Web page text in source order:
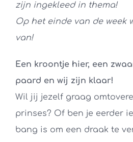
zijn ingekleed in thema!
Op het einde van de week
van!
Een kroontje hier, een
paard en wij zijn klaar!
Wil jij jezelf graag
prinses? Of ben je eerder
bang is om een draak te